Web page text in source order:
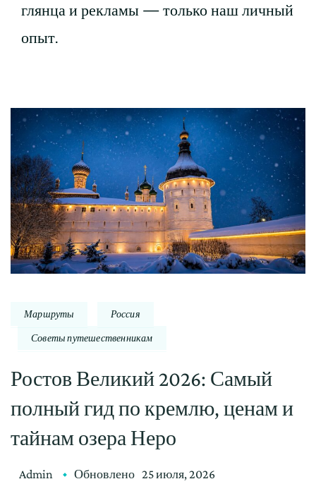
глянца и рекламы — только наш личный
опыт.
Маршруты Россия
Советы путешественникам
Ростов Великий 2026: Самый
полный гид по кремлю, ценам и
тайнам озера Неро
Admin Обновлено 25 июля, 2026